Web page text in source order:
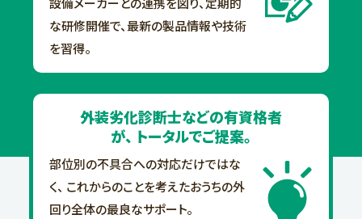
な研修開催で、最新の製品情報や技術
を習得。
外装劣化診断士などの有資格者
が、 トータルでご提案。
部位別の不具合への対応だけではな
く、 これからのことを考えたおうちの外
回り全体の最良なサポート。